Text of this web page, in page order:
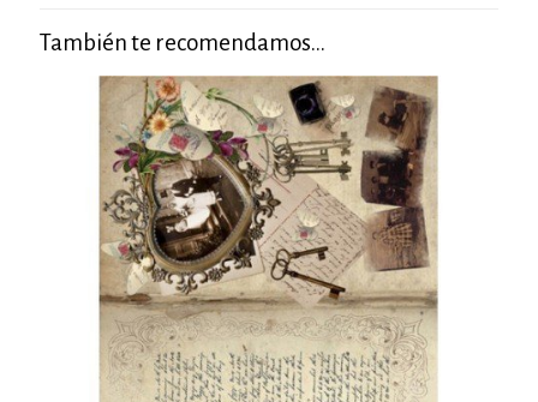
También te recomendamos…